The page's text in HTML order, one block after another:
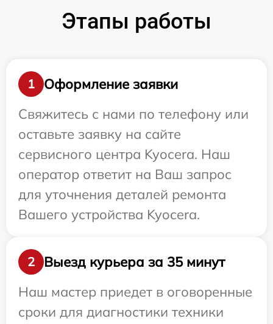
Этапы работы
1
Оформление заявки
Свяжитесь с нами по телефону или
оставьте заявку на сайте
сервисного центра Kyocera. Наш
оператор ответит на Ваш запрос
для уточнения деталей ремонта
Вашего устройства Kyocera.
2
Выезд курьера за 35 минут
Наш мастер приедет в оговоренные
сроки для диагностики техники